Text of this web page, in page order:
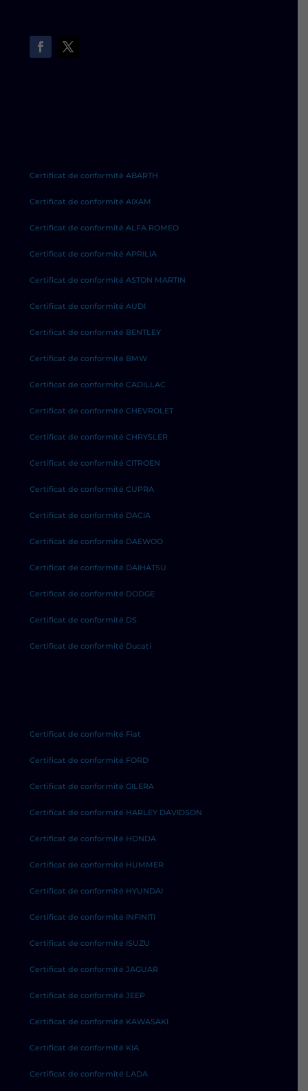
Certificat de conformité ABARTH
Certificat de conformité AIXAM
Certificat de conformité ALFA ROMEO
Certificat de conformité APRILIA
Certificat de conformité ASTON MARTIN
Certificat de conformité AUDI
Certificat de conformité BENTLEY
Certificat de conformité BMW
Certificat de conformité CADILLAC
Certificat de conformité CHEVROLET
Certificat de conformité CHRYSLER
Certificat de conformité CITROEN
Certificat de conformité CUPRA
Certificat de conformité DACIA
Certificat de conformité DAEWOO
Certificat de conformité DAIHATSU
Certificat de conformité DODGE
Certificat de conformité DS
Certificat de conformité Ducati
Certificat de conformité Fiat
Certificat de conformité FORD
Certificat de conformité GILERA
Certificat de conformité HARLEY DAVIDSON
Certificat de conformité HONDA
Certificat de conformité HUMMER
Certificat de conformité HYUNDAI
Certificat de conformité INFINITI
Certificat de conformité ISUZU
Certificat de conformité JAGUAR
Certificat de conformité JEEP
Certificat de conformité KAWASAKI
Certificat de conformité KIA
Certificat de conformité LADA